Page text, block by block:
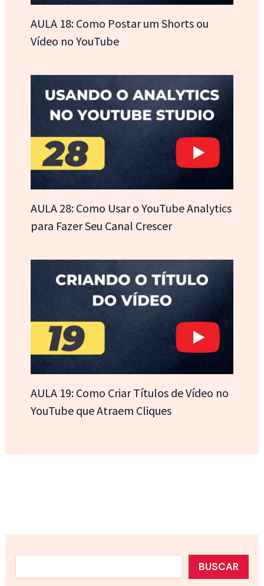
AULA 18: Como Postar um Shorts ou
Vídeo no YouTube
AULA 28: Como Usar o YouTube Analytics
para Fazer Seu Canal Crescer
AULA 19: Como Criar Títulos de Vídeo no
YouTube que Atraem Cliques
Pesquisar BUSCAR